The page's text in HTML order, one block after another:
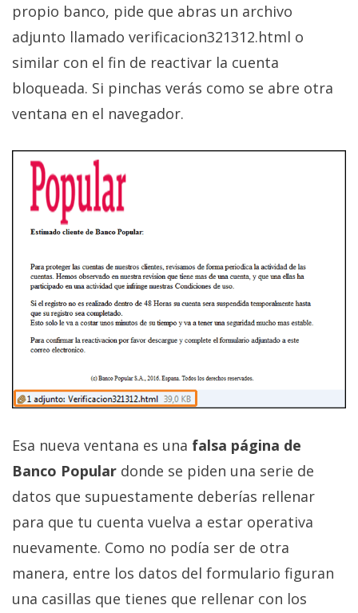
El Grupo
Informático
(CC) 2006-
2026.Algunos
reservados.
propio banco, pide que abras un archivo
adjunto llamado verificacion321312.html o
similar con el fin de reactivar la cuenta
bloqueada. Si pinchas verás como se abre otra
ventana en el navegador.
Esa nueva ventana es una falsa página de
Banco Popular donde se piden una serie de
datos que supuestamente deberías rellenar
para que tu cuenta vuelva a estar operativa
nuevamente. Como no podía ser de otra
manera, entre los datos del formulario figuran
una casillas que tienes que rellenar con los